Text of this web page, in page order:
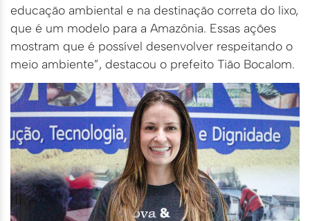
educação ambiental e na destinação correta do lixo,
que é um modelo para a Amazônia. Essas ações
mostram que é possível desenvolver respeitando o
meio ambiente”, destacou o prefeito Tião Bocalom.